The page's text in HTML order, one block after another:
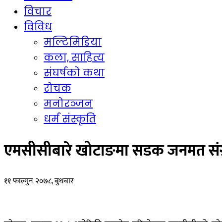
विचार
विविध
मल्टिमिडिया
कला, साहित्य
संघर्षको कथा
रोचक
मनोरञ्जन
धर्म संस्कृति
एमसीसीबारे खोटाङमा सडक जनमत
११ फाल्गुन २०७८, बुधबार